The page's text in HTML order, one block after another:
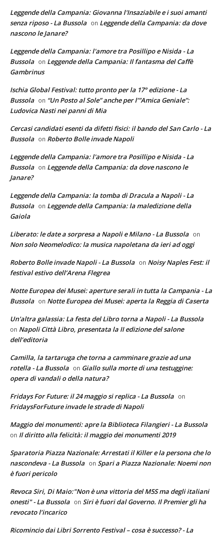
Leggende della Campania: Giovanna l'Insaziabile e i suoi amanti
senza riposo - La Bussola on Leggende della Campania: da dove
nascono le Janare?
Leggende della Campania: l'amore tra Posillipo e Nisida - La
Bussola on Leggende della Campania: Il fantasma del Caffè
Gambrinus
Ischia Global Festival: tutto pronto per la 17° edizione - La
Bussola on “Un Posto al Sole” anche per l’”Amica Geniale”:
Ludovica Nasti nei panni di Mia
Cercasi candidati esenti da difetti fisici: il bando del San Carlo - La
Bussola on Roberto Bolle invade Napoli
Leggende della Campania: l'amore tra Posillipo e Nisida - La
Bussola on Leggende della Campania: da dove nascono le
Janare?
Leggende della Campania: la tomba di Dracula a Napoli - La
Bussola on Leggende della Campania: la maledizione della
Gaiola
Liberato: le date a sorpresa a Napoli e Milano - La Bussola on
Non solo Neomelodico: la musica napoletana da ieri ad oggi
Roberto Bolle invade Napoli - La Bussola on Noisy Naples Fest: il
festival estivo dell’Arena Flegrea
Notte Europea dei Musei: aperture serali in tutta la Campania - La
Bussola on Notte Europea dei Musei: aperta la Reggia di Caserta
Un'altra galassia: La festa del Libro torna a Napoli - La Bussola
on Napoli Città Libro, presentata la II edizione del salone
dell’editoria
Camilla, la tartaruga che torna a camminare grazie ad una
rotella - La Bussola on Giallo sulla morte di una testuggine:
opera di vandali o della natura?
Fridays For Future: il 24 maggio si replica - La Bussola on
FridaysForFuture invade le strade di Napoli
Maggio dei monumenti: apre la Biblioteca Filangieri - La Bussola
on Il diritto alla felicità: il maggio dei monumenti 2019
Sparatoria Piazza Nazionale: Arrestati il Killer e la persona che lo
nascondeva - La Bussola on Spari a Piazza Nazionale: Noemi non
è fuori pericolo
Revoca Siri, Di Maio:"Non è una vittoria del M5S ma degli italiani
onesti" - La Bussola on Siri è fuori dal Governo. Il Premier gli ha
revocato l’incarico
Ricomincio dai Libri Sorrento Festival – cosa è successo? - La